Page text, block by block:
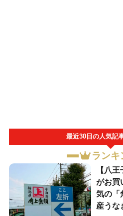
最近30日の人気記
ランキ
【八
がお買
気の「
産うな